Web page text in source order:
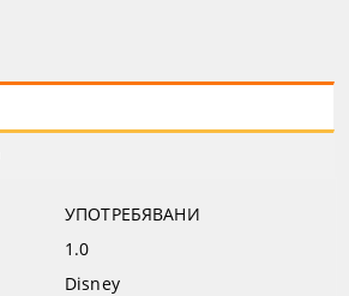
УПОТРЕБЯВАНИ
1.0
Disney